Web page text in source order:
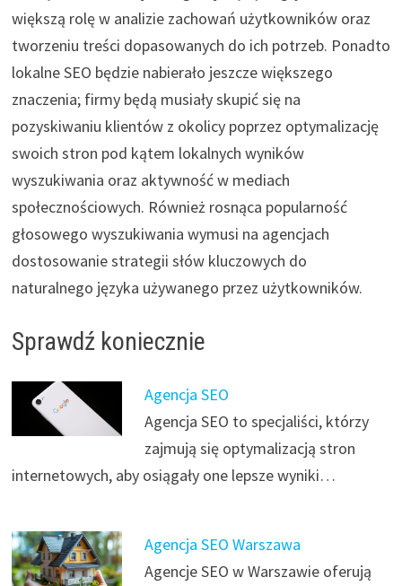
większą rolę w analizie zachowań użytkowników oraz
tworzeniu treści dopasowanych do ich potrzeb. Ponadto
lokalne SEO będzie nabierało jeszcze większego
znaczenia; firmy będą musiały skupić się na
pozyskiwaniu klientów z okolicy poprzez optymalizację
swoich stron pod kątem lokalnych wyników
wyszukiwania oraz aktywność w mediach
społecznościowych. Również rosnąca popularność
głosowego wyszukiwania wymusi na agencjach
dostosowanie strategii słów kluczowych do
naturalnego języka używanego przez użytkowników.
Sprawdź koniecznie
Agencja SEO
Agencja SEO to specjaliści, którzy
zajmują się optymalizacją stron
internetowych, aby osiągały one lepsze wyniki…
Agencja SEO Warszawa
Agencje SEO w Warszawie oferują